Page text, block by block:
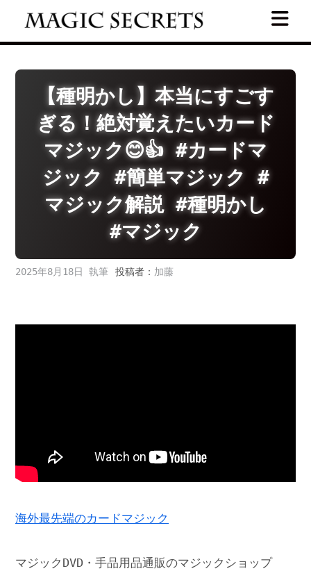
【種明かし】本当にすごす
ぎる！絶対覚えたいカード
マジック😊👍 #カードマ
ジック #簡単マジック #
マジック解説 #種明かし
#マジック
2025年8月18日 投稿者： 加藤
海外最先端のカードマジック
マジックDVD・手品用品通販のマジックショップ